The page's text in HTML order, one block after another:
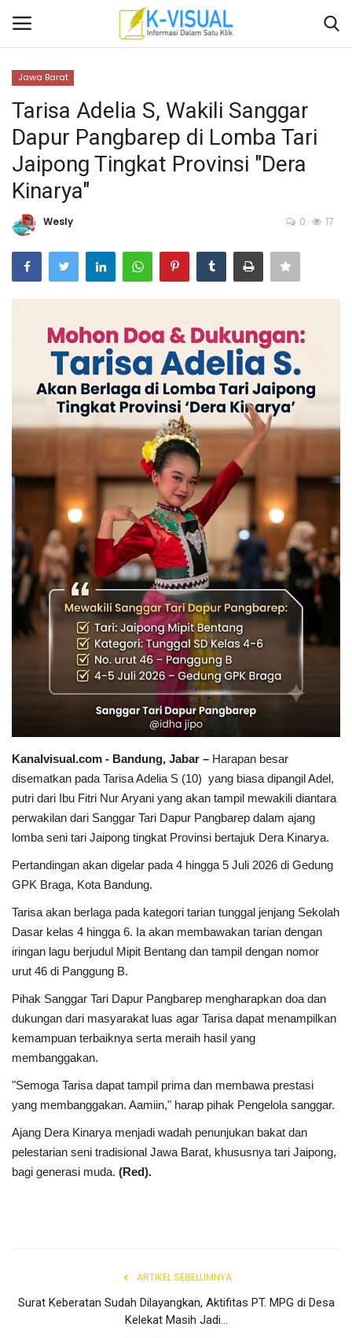
Beranda
Contact
Banten
Yogyakarta
Banten
Solo Raya
Sumsel
Kalbar
Jawa Barat
Riau
Bisnis
Jambi
Dunia
Artikel
Ekonomi
Olahraga
Nasional
Umum
Gallery
Politik
Daerah
Sumbar
Sulawesi Utara (Sulut)
Jawa Barat
Tarisa Adelia S, Wakili Sanggar
Dapur Pangbarep di Lomba Tari
Jaipong Tingkat Provinsi "Dera
Kinarya"
Wesly 0 17
Kanalvisual.com - Bandung, Jabar – Harapan besar
disematkan pada Tarisa Adelia S (10) yang biasa dipangil Adel,
putri dari Ibu Fitri Nur Aryani yang akan tampil mewakili diantara
perwakilan dari Sanggar Tari Dapur Pangbarep dalam ajang
lomba seni tari Jaipong tingkat Provinsi bertajuk Dera Kinarya.
Pertandingan akan digelar pada 4 hingga 5 Juli 2026 di Gedung
GPK Braga, Kota Bandung.
Tarisa akan berlaga pada kategori tarian tunggal jenjang Sekolah
Dasar kelas 4 hingga 6. Ia akan membawakan tarian dengan
iringan lagu berjudul Mipit Bentang dan tampil dengan nomor
urut 46 di Panggung B.
Pihak Sanggar Tari Dapur Pangbarep mengharapkan doa dan
dukungan dari masyarakat luas agar Tarisa dapat menampilkan
kemampuan terbaiknya serta meraih hasil yang
membanggakan.
"Semoga Tarisa dapat tampil prima dan membawa prestasi
yang membanggakan. Aamiin," harap pihak Pengelola sanggar.
Ajang Dera Kinarya menjadi wadah penunjukan bakat dan
pelestarian seni tradisional Jawa Barat, khususnya tari Jaipong,
bagi generasi muda. (Red).
ARTIKEL SEBELUMNYA
Surat Keberatan Sudah Dilayangkan, Aktifitas PT. MPG di Desa
Kelekat Masih Jadi...